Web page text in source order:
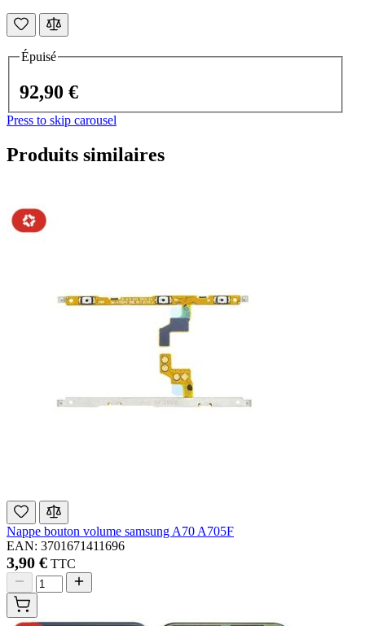
Épuisé
92,90 €
Press to skip carousel
Produits similaires
Nappe bouton volume samsung A70 A705F
EAN: 3701671411696
3,90 € TTC